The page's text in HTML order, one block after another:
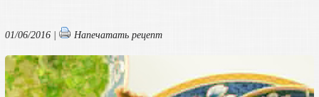
01/06/2016 | Напечатать рецепт